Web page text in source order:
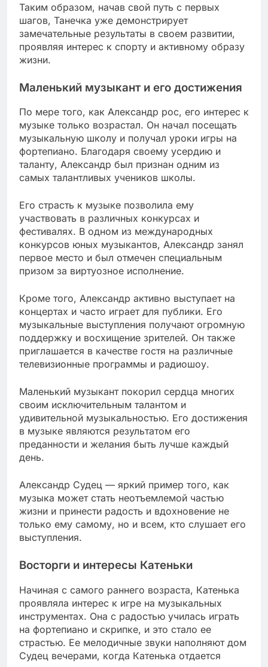
Таким образом, начав свой путь с первых
шагов, Танечка уже демонстрирует
замечательные результаты в своем развитии,
проявляя интерес к спорту и активному образу
жизни.
Маленький музыкант и его достижения
По мере того, как Александр рос, его интерес к
музыке только возрастал. Он начал посещать
музыкальную школу и получал уроки игры на
фортепиано. Благодаря своему усердию и
таланту, Александр был признан одним из
самых талантливых учеников школы.
Его страсть к музыке позволила ему
участвовать в различных конкурсах и
фестивалях. В одном из международных
конкурсов юных музыкантов, Александр занял
первое место и был отмечен специальным
призом за виртуозное исполнение.
Кроме того, Александр активно выступает на
концертах и часто играет для публики. Его
музыкальные выступления получают огромную
поддержку и восхищение зрителей. Он также
приглашается в качестве гостя на различные
телевизионные программы и радиошоу.
Маленький музыкант покорил сердца многих
своим исключительным талантом и
удивительной музыкальностью. Его достижения
в музыке являются результатом его
преданности и желания быть лучше каждый
день.
Александр Судец — яркий пример того, как
музыка может стать неотъемлемой частью
жизни и принести радость и вдохновение не
только ему самому, но и всем, кто слушает его
выступления.
Восторги и интересы Катеньки
Начиная с самого раннего возраста, Катенька
проявляла интерес к игре на музыкальных
инструментах. Она с радостью училась играть
на фортепиано и скрипке, и это стало ее
страстью. Ее мелодичные звуки наполняют дом
Судец вечерами, когда Катенька отдается